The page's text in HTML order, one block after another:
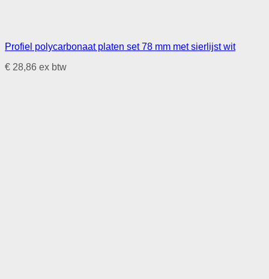
Profiel polycarbonaat platen set 78 mm met sierlijst wit
€ 28,86 ex btw